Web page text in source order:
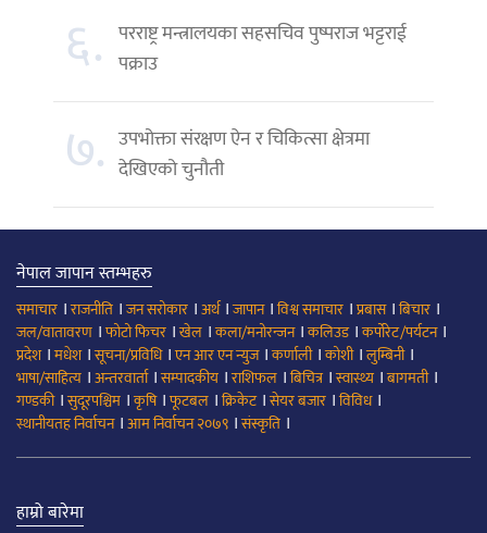
६. परराष्ट्र मन्त्रालयका सहसचिव पुष्पराज भट्टराई
पक्राउ
७. उपभोक्ता संरक्षण ऐन र चिकित्सा क्षेत्रमा
देखिएको चुनौती
नेपाल जापान स्तम्भहरु
समाचार ।राजनीति ।जन सरोकार ।अर्थ।जापान।विश्व समाचार ।प्रबास।बिचार ।
जल/वातावरण ।फोटो फिचर ।खेल ।कला/मनोरन्जन।कलिउड।कर्पोरेट/पर्यटन।
प्रदेश।मधेश।सूचना/प्रविधि।एन आर एन न्युज।कर्णाली।कोशी।लुम्बिनी।
भाषा/साहित्य ।अन्तरवार्ता।सम्पादकीय ।राशिफल ।बिचित्र।स्वास्थ्य ।बागमती।
गण्डकी।सुदूरपश्चिम ।कृषि।फूटबल ।क्रिकेट।सेयर बजार ।विविध।
स्थानीयतह निर्वाचन।आम निर्वाचन २०७९ ।संस्कृति ।
हाम्रो बारेमा